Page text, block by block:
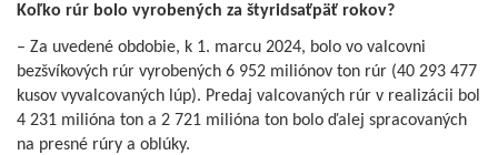
Koľko rúr bolo vyrobených za štyridsaťpäť rokov?
– Za uvedené obdobie, k 1. marcu 2024, bolo vo valcovni
bezšvíkových rúr vyrobených 6 952 miliónov ton rúr (40 293 477
kusov vyvalcovaných lúp). Predaj valcovaných rúr v realizácii bol
4 231 milióna ton a 2 721 milióna ton bolo ďalej spracovaných
na presné rúry a oblúky.